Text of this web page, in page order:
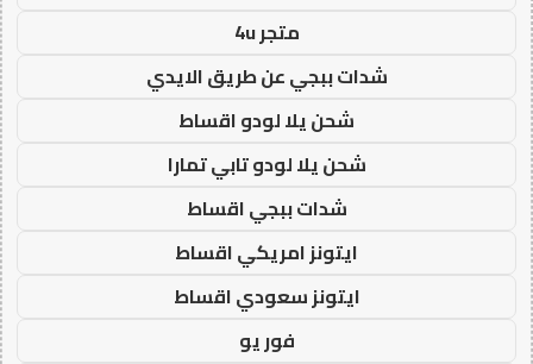
متجر 4u
شدات ببجي عن طريق الايدي
شحن يلا لودو اقساط
شحن يلا لودو تابي تمارا
شدات ببجي اقساط
ايتونز امريكي اقساط
ايتونز سعودي اقساط
فور يو